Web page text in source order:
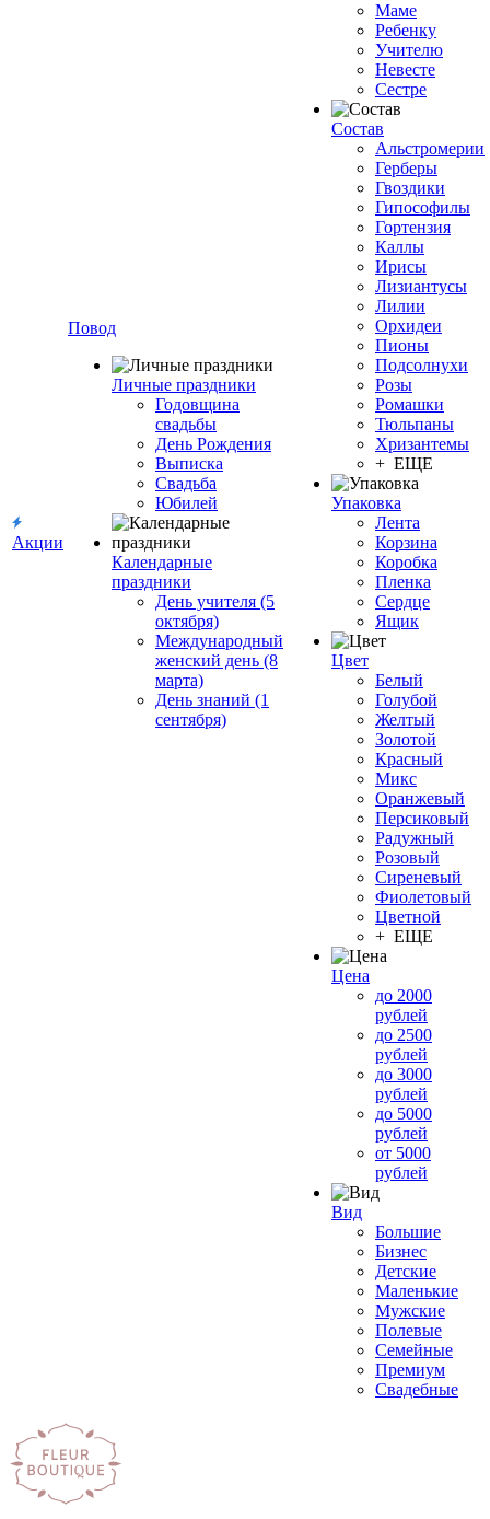
Акции
Повод
Личные праздники
Годовщина
свадьбы
День Рождения
Выписка
Свадьба
Юбилей
Календарные
праздники
День учителя (5
октября)
Международный
женский день (8
марта)
День знаний (1
сентября)
Маме
Ребенку
Учителю
Невесте
Сестре
Состав
Альстромерии
Герберы
Гвоздики
Гипософилы
Гортензия
Каллы
Ирисы
Лизиантусы
Лилии
Орхидеи
Пионы
Подсолнухи
Розы
Ромашки
Тюльпаны
Хризантемы
+ ЕЩЕ
Упаковка
Лента
Корзина
Коробка
Пленка
Сердце
Ящик
Цвет
Белый
Голубой
Желтый
Золотой
Красный
Микс
Оранжевый
Персиковый
Радужный
Розовый
Сиреневый
Фиолетовый
Цветной
+ ЕЩЕ
Цена
до 2000
рублей
до 2500
рублей
до 3000
рублей
до 5000
рублей
от 5000
рублей
Вид
Большие
Бизнес
Детские
Маленькие
Мужские
Полевые
Семейные
Премиум
Свадебные